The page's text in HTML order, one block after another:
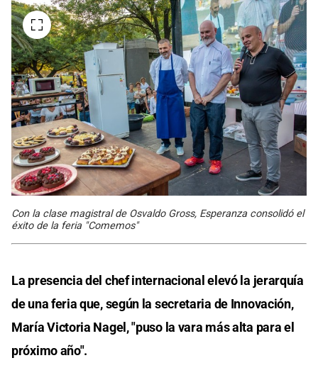
Con la clase magistral de Osvaldo Gross, Esperanza consolidó el
éxito de la feria "Comemos"
La presencia del chef internacional elevó la jerarquía
de una feria que, según la secretaria de Innovación,
María Victoria Nagel, "puso la vara más alta para el
próximo año".